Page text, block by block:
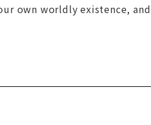
own worldly existence,